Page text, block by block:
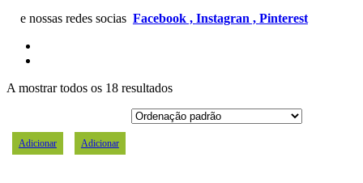
e nossas redes socias Facebook , Instagran , Pinterest
A mostrar todos os 18 resultados
Adicionar Adicionar